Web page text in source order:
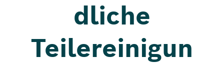
dliche
Teilereinigun